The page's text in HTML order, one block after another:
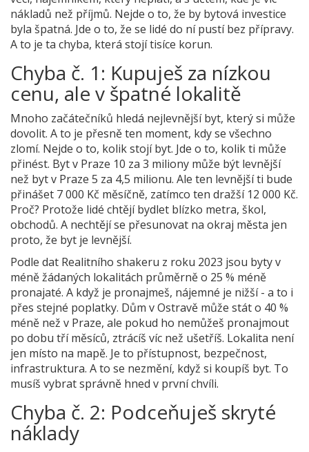
nákladů než příjmů. Nejde o to, že by bytová investice
byla špatná. Jde o to, že se lidé do ní pustí bez přípravy.
A to je ta chyba, která stojí tisíce korun.
Chyba č. 1: Kupuješ za nízkou
cenu, ale v špatné lokalitě
Mnoho začátečníků hledá nejlevnější byt, který si může
dovolit. A to je přesně ten moment, kdy se všechno
zlomí. Nejde o to, kolik stojí byt. Jde o to, kolik ti může
přinést. Byt v Praze 10 za 3 miliony může být levnější
než byt v Praze 5 za 4,5 milionu. Ale ten levnější ti bude
přinášet 7 000 Kč měsíčně, zatímco ten dražší 12 000 Kč.
Proč? Protože lidé chtějí bydlet blízko metra, škol,
obchodů. A nechtějí se přesunovat na okraj města jen
proto, že byt je levnější.
Podle dat Realitního shakeru z roku 2023 jsou byty v
méně žádaných lokalitách průměrně o 25 % méně
pronajaté. A když je pronajmeš, nájemné je nižší - a to i
přes stejné poplatky. Dům v Ostravě může stát o 40 %
méně než v Praze, ale pokud ho nemůžeš pronajmout
po dobu tří měsíců, ztrácíš víc než ušetříš. Lokalita není
jen místo na mapě. Je to přístupnost, bezpečnost,
infrastruktura. A to se nezmění, když si koupíš byt. To
musíš vybrat správně hned v první chvíli.
Chyba č. 2: Podceňuješ skryté
náklady